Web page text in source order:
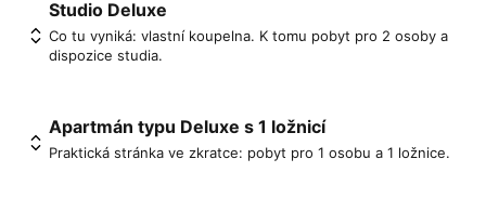
Studio Deluxe
Co tu vyniká: vlastní koupelna. K tomu pobyt pro 2 osoby a
dispozice studia.
Apartmán typu Deluxe s 1 ložnicí
Praktická stránka ve zkratce: pobyt pro 1 osobu a 1 ložnice.